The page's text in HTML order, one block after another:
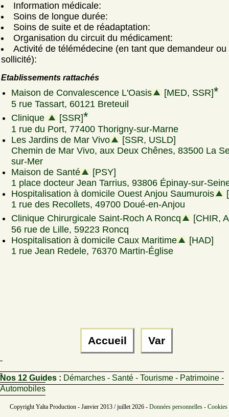
Information médicale:
Soins de longue durée:
Soins de suite et de réadaptation:
Organisation du circuit du médicament:
Activité de télémédecine (en tant que demandeur ou
sollicité):
Etablissements rattachés
Maison de Convalescence L'Oasis [MED, SSR]*
5 rue Tassart, 60121 Breteuil
Clinique
[SSR]*
1 rue du Port, 77400 Thorigny-sur-Marne
Les Jardins de Mar Vivo
[SSR, USLD]
Chemin de Mar Vivo, aux Deux Chênes, 83500 La
sur-Mer
Maison de Santé
[PSY]
1 place docteur Jean Tarrius, 93806 Épinay-sur-
Hospitalisation à domicile Ouest Anjou Saumurois
1 rue des Recollets, 49700 Doué-en-Anjou
Clinique Chirurgicale Saint-Roch A Roncq
[CHIR,
56 rue de Lille, 59223 Roncq
Hospitalisation à domicile Caux Maritime
[HAD]
1 rue Jean Redele, 76370 Martin-Église
Accueil Var
Nos 12 Guides : Démarches - Santé - Tourisme - Patrimoine -
Automobiles
Copyright Yalta Production - Janvier 2013 / juillet 2026 - Données personnelles -